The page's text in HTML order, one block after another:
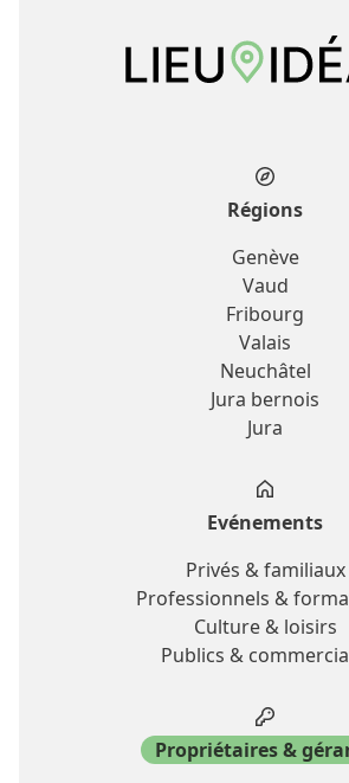
Régions
Genève
Vaud
Fribourg
Valais
Neuchâtel
Jura bernois
Jura
Evénements
Privés & familiaux
Professionnels &
Culture & loisirs
Publics &
Propriétaires &